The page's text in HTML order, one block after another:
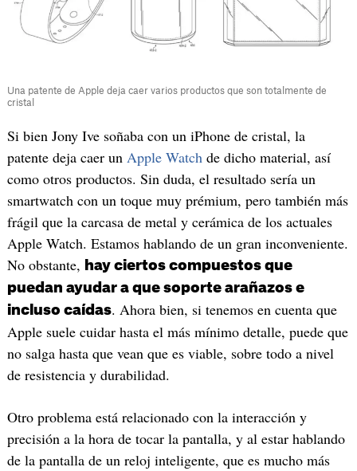
Una patente de Apple deja caer varios productos que son totalmente de
cristal
Si bien Jony Ive soñaba con un iPhone de cristal, la
patente deja caer un Apple Watch de dicho material, así
como otros productos. Sin duda, el resultado sería un
smartwatch con un toque muy prémium, pero también más
frágil que la carcasa de metal y cerámica de los actuales
Apple Watch. Estamos hablando de un gran inconveniente.
No obstante,
hay ciertos compuestos que
puedan ayudar a que soporte arañazos e
incluso caídas. Ahora bien, si tenemos en cuenta que
Apple suele cuidar hasta el más mínimo detalle, puede que
no salga hasta que vean que es viable, sobre todo a nivel
de resistencia y durabilidad.
Otro problema está relacionado con la interacción y
precisión a la hora de tocar la pantalla, y al estar hablando
de la pantalla de un reloj inteligente, que es mucho más